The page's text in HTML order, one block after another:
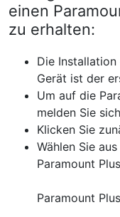
einen
zu erhalten:
Die
Gerät ist der
Um auf die
melden Sie
Klicken Sie
Wählen Sie
Paramount
Paramount